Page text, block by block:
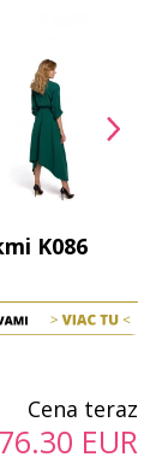
K086
Cena teraz
76.30 EUR